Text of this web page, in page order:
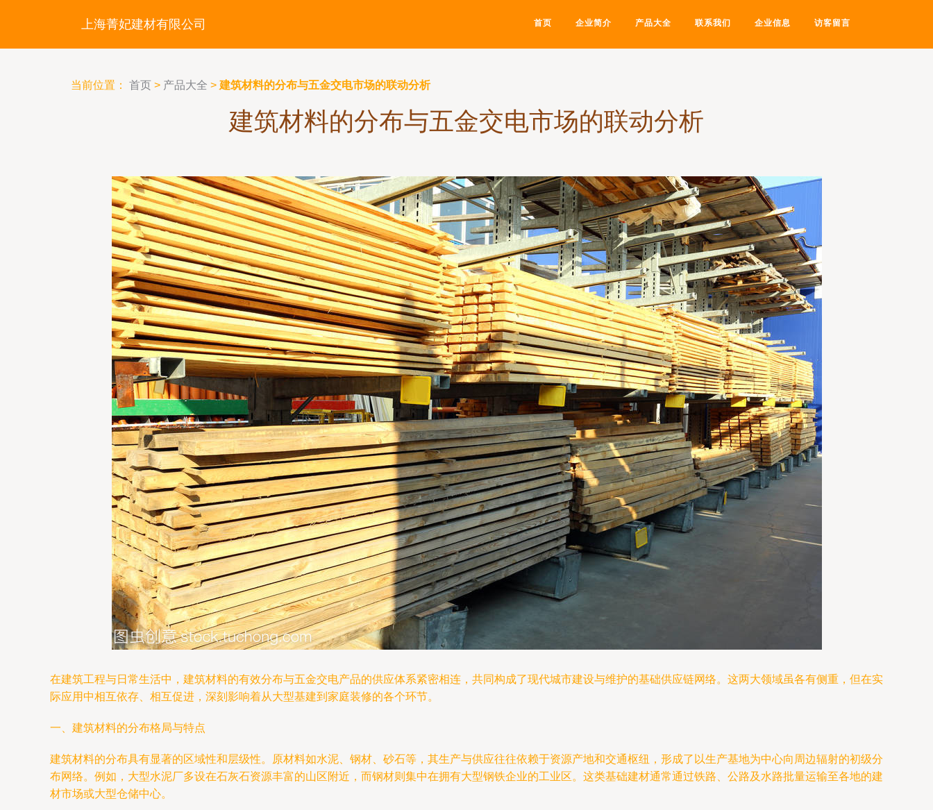
上海菁妃建材有限公司 首页 企业简介 产品大全 联系我们 企业信息 访客留言
当前位置： 首页 > 产品大全 > 建筑材料的分布与五金交电市场的联动分析
建筑材料的分布与五金交电市场的联动分析
在建筑工程与日常生活中，建筑材料的有效分布与五金交电产品的供应体系紧密相连，共同构成了现代城市建设与维护的基础供应链网络。这两大领域虽各有侧重，但在实
际应用中相互依存、相互促进，深刻影响着从大型基建到家庭装修的各个环节。
一、建筑材料的分布格局与特点
建筑材料的分布具有显著的区域性和层级性。原材料如水泥、钢材、砂石等，其生产与供应往往依赖于资源产地和交通枢纽，形成了以生产基地为中心向周边辐射的初级分
布网络。例如，大型水泥厂多设在石灰石资源丰富的山区附近，而钢材则集中在拥有大型钢铁企业的工业区。这类基础建材通常通过铁路、公路及水路批量运输至各地的建
材市场或大型仓储中心。